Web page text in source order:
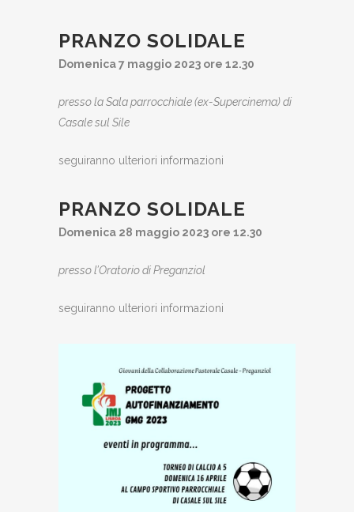
PRANZO SOLIDALE
Domenica 7 maggio 2023 ore 12.30
presso la Sala parrocchiale (ex-Supercinema) di
Casale sul Sile
seguiranno ulteriori informazioni
PRANZO SOLIDALE
Domenica 28 maggio 2023 ore 12.30
presso l’Oratorio di Preganziol
seguiranno ulteriori informazioni